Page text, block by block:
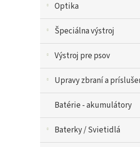
Optika
Špeciálna výstroj
Výstroj pre psov
Upravy zbraní a
Batérie - akumulátory
Baterky / Svietidlá